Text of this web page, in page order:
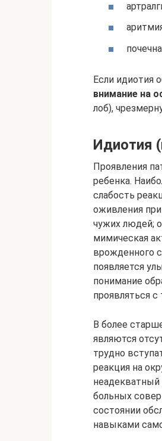
Если идиотия
внимание на
лоб),
Идиотия
Проявления
ребенка.
слабость
оживления
чужих людей;
мимическая
врожденного
появляется
понимание
проявляться
В более
являются
трудно
реакция на
неадекватный
больных
состоянии
навыками